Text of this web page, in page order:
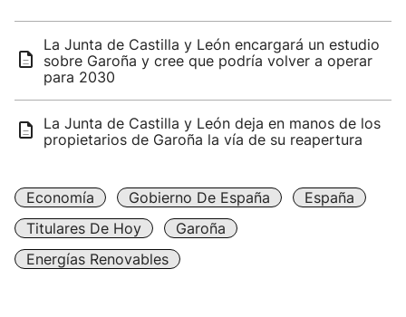
La Junta de Castilla y León encargará un estudio
sobre Garoña y cree que podría volver a operar
para 2030
La Junta de Castilla y León deja en manos de los
propietarios de Garoña la vía de su reapertura
Economía Gobierno De España
España
Titulares De Hoy
Garoña
Energías Renovables